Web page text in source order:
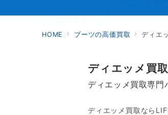
HOME ブーツの高価買取 ディエ
ディエッメ買
ディエッメ買取専門
ディエッメ買取なら